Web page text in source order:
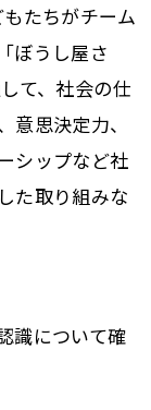
たちがチーム
ぼうし屋さ
て、社会の仕
思決定力、
シップなど社
た取り組みな
識について確